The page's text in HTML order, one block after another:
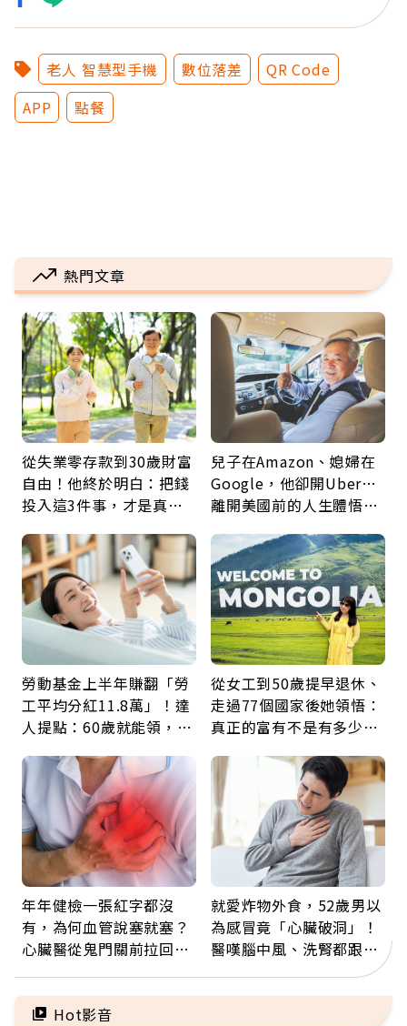
老人 智慧型手機 數位落差
QR Code
APP
點餐
熱門文章
從失業零存款到30歲財富
自由！他終於明白：把錢
投入這3件事，才是真正
兒子在Amazon、媳婦在
Google，他卻開Uber…
離開美國前的人生體悟：
勞動基金上半年賺翻「勞
工平均分紅11.8萬」！達
人提點：60歲就能領，重
從女工到50歲提早退休、
走過77個國家後她領悟：
真正的富有不是有多少
自由
年年健檢一張紅字都沒
有，為何血管說塞就塞？
心臟醫從鬼門關前拉回病
字
就愛炸物外食，52歲男以
為感冒竟「心臟破洞」！
醫嘆腦中風、洗腎都跟它
有關：4警訊是心臟在呼
救
Hot影音